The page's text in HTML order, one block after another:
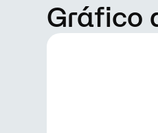
Gráfico